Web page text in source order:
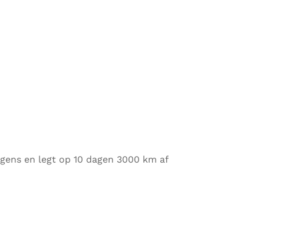
en legt op 10 dagen 3000 km af